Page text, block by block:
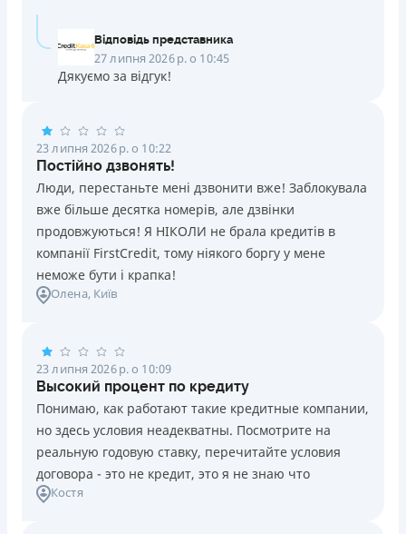
Відповідь представника
27 липня 2026 р. о 10:45
Дякуємо за відгук!
23 липня 2026 р. о 10:22
Постійно дзвонять!
Люди, перестаньте мені дзвонити вже! Заблокувала
вже більше десятка номерів, але дзвінки
продовжуються! Я НІКОЛИ не брала кредитів в
компанії FirstCredit, тому ніякого боргу у мене
неможе бути і крапка!
Олена, Київ
23 липня 2026 р. о 10:09
Высокий процент по кредиту
Понимаю, как работают такие кредитные компании,
но здесь условия неадекватны. Посмотрите на
реальную годовую ставку, перечитайте условия
договора - это не кредит, это я не знаю что
Костя